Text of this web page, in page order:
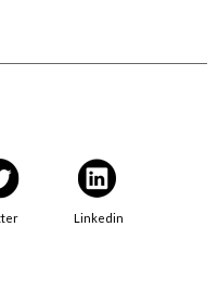
Linkedin